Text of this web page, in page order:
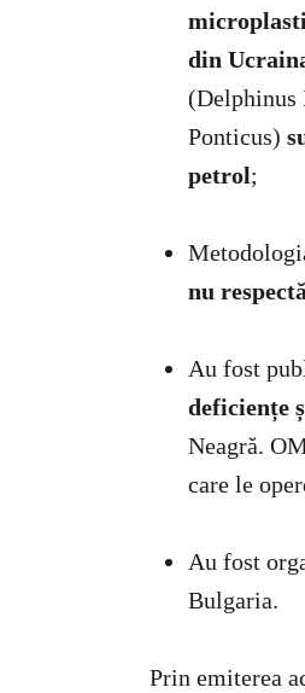
din
(Delphinus
Ponticus)
petrol;
nu respectă
Au fost
deficiențe
Neagră.
care le
Au fost
Bulgaria.
Prin emiterea